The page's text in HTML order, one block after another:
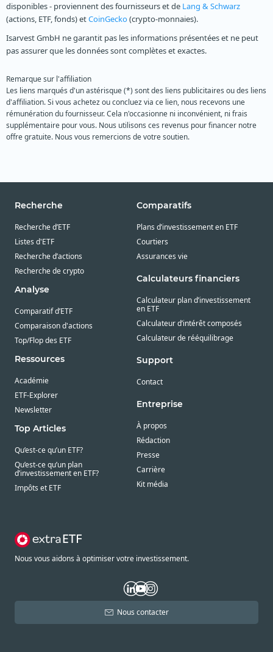
disponibles - proviennent des fournisseurs et de Lang & Schwarz
(actions, ETF, fonds) etCoinGecko(crypto-monnaies).
Isarvest GmbH ne garantit pas les informations présentées et ne peut
pas assurer que les données sont complètes et exactes.
Remarque sur l'affiliation
Les liens marqués d'un astérisque (*) sont des liens publicitaires ou des liens
d'affiliation. Si vous achetez ou concluez via ce lien, nous recevons une
rémunération du fournisseur. Cela n'occasionne ni inconvénient, ni frais
supplémentaire pour vous. Nous utilisons ces revenus pour financer notre
offre gratuite. Nous vous remercions de votre soutien.
Recherche
Recherche d’ETF
Listes d'ETF
Recherche d’actions
Recherche de crypto
Analyse
Comparatif d’ETF
Comparaison d'actions
Top/Flop des ETF
Ressources
Académie
ETF-Explorer
Newsletter
Top Articles
Qu’est-ce qu’un ETF?
Qu’est-ce qu’un plan
d’investissement en ETF?
Impôts et ETF
Comparatifs
Plans d’investissement en ETF
Courtiers
Assurances vie
Calculateurs financiers
Calculateur plan d’investissement
en ETF
Calculateur d’intérêt composés
Calculateur de rééquilibrage
Support
Contact
Entreprise
À propos
Rédaction
Presse
Carrière
Kit média
Nous vous aidons à optimiser votre investissement.
Nous contacter